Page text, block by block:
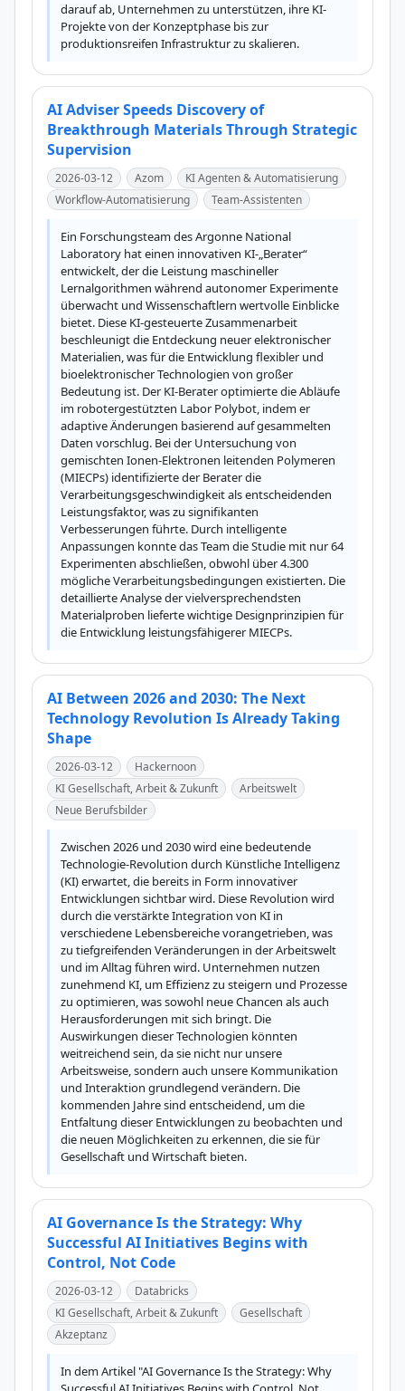
darauf ab, Unternehmen zu unterstützen, ihre KI-
Projekte von der Konzeptphase bis zur
produktionsreifen Infrastruktur zu skalieren.
AI Adviser Speeds Discovery of
Breakthrough Materials Through Strategic
Supervision
2026-03-12 Azom
KI Agenten & Automatisierung
Workflow-Automatisierung
Team-Assistenten
Ein Forschungsteam des Argonne National
Laboratory hat einen innovativen KI-„Berater“
entwickelt, der die Leistung maschineller
Lernalgorithmen während autonomer Experimente
überwacht und Wissenschaftlern wertvolle Einblicke
bietet. Diese KI-gesteuerte Zusammenarbeit
beschleunigt die Entdeckung neuer elektronischer
Materialien, was für die Entwicklung flexibler und
bioelektronischer Technologien von großer
Bedeutung ist. Der KI-Berater optimierte die Abläufe
im robotergestützten Labor Polybot, indem er
adaptive Änderungen basierend auf gesammelten
Daten vorschlug. Bei der Untersuchung von
gemischten Ionen-Elektronen leitenden Polymeren
(MIECPs) identifizierte der Berater die
Verarbeitungsgeschwindigkeit als entscheidenden
Leistungsfaktor, was zu signifikanten
Verbesserungen führte. Durch intelligente
Anpassungen konnte das Team die Studie mit nur 64
Experimenten abschließen, obwohl über 4.300
mögliche Verarbeitungsbedingungen existierten. Die
detaillierte Analyse der vielversprechendsten
Materialproben lieferte wichtige Designprinzipien für
die Entwicklung leistungsfähigerer MIECPs.
AI Between 2026 and 2030: The Next
Technology Revolution Is Already Taking
Shape
2026-03-12
Hackernoon
KI Gesellschaft, Arbeit & Zukunft
Arbeitswelt
Neue Berufsbilder
Zwischen 2026 und 2030 wird eine bedeutende
Technologie-Revolution durch Künstliche Intelligenz
(KI) erwartet, die bereits in Form innovativer
Entwicklungen sichtbar wird. Diese Revolution wird
durch die verstärkte Integration von KI in
verschiedene Lebensbereiche vorangetrieben, was
zu tiefgreifenden Veränderungen in der Arbeitswelt
und im Alltag führen wird. Unternehmen nutzen
zunehmend KI, um Effizienz zu steigern und Prozesse
zu optimieren, was sowohl neue Chancen als auch
Herausforderungen mit sich bringt. Die
Auswirkungen dieser Technologien könnten
weitreichend sein, da sie nicht nur unsere
Arbeitsweise, sondern auch unsere Kommunikation
und Interaktion grundlegend verändern. Die
kommenden Jahre sind entscheidend, um die
Entfaltung dieser Entwicklungen zu beobachten und
die neuen Möglichkeiten zu erkennen, die sie für
Gesellschaft und Wirtschaft bieten.
AI Governance Is the Strategy: Why
Successful AI Initiatives Begins with
Control, Not Code
2026-03-12
Databricks
KI Gesellschaft, Arbeit & Zukunft
Gesellschaft
Akzeptanz
In dem Artikel "AI Governance Is the Strategy: Why